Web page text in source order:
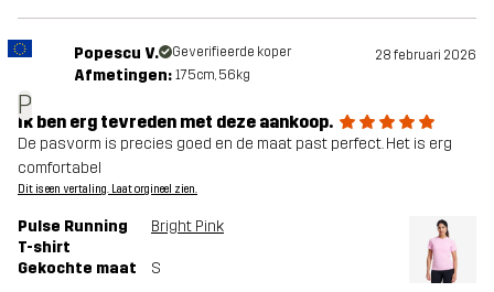
P
Popescu V. Geverifieerde koper 28 februari 2026
Afmetingen: 175cm, 56kg
Ik ben erg tevreden met deze aankoop.
De pasvorm is precies goed en de maat past perfect. Het is erg
comfortabel
Dit is een vertaling. Laat orgineel zien.
Pulse Running
T-shirt
Bright Pink
Gekochte maat S